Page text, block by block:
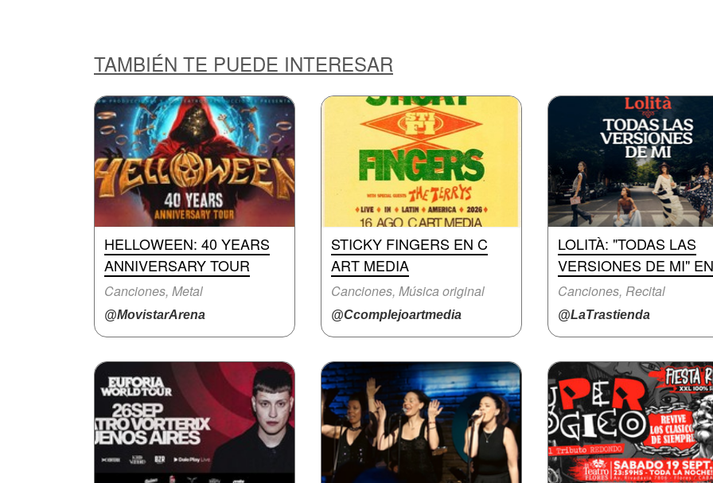
TAMBIÉN TE PUEDE INTERESAR
HELLOWEEN: 40 YEARS
ANNIVERSARY TOUR
Canciones, Metal
@MovistarArena
STICKY FINGERS EN C
ART MEDIA
Canciones, Música original
@Ccomplejoartmedia
LOLITÀ: "TODAS LAS
VERSIONES DE MI" EN
Canciones, Recital
@LaTrastienda